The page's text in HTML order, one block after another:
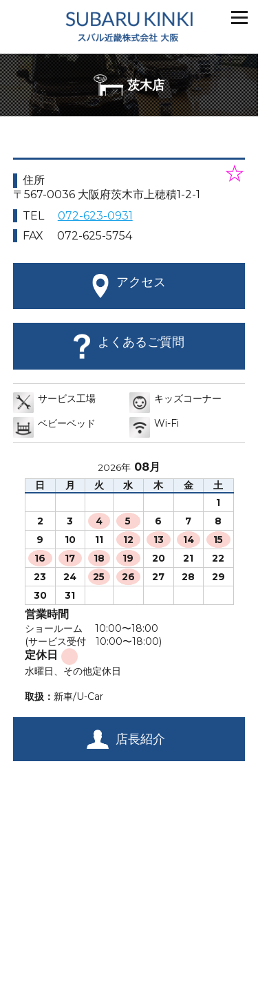
茨木店
☆
住所
〒567-0036 大阪府茨木市上穂積1-2-1
TEL
072-623-0931
FAX
072-625-5754
アクセス
よくあるご質問
サービス工場
キッズコーナー
ベビーベッド
Wi-Fi
2026年 08月
日 月 火 水 木 金 土
1
2
3 4 5 6 7
8
9
10 11 12 13 14
15
16
17 18 19 20 21
22
23
24 25 26 27 28
29
30
31
営業時間
ショールーム 10:00〜18:00
(サービス受付 10:00〜18:00)
定休日
水曜日、その他定休日
取扱： 新車/U-Car
店長紹介